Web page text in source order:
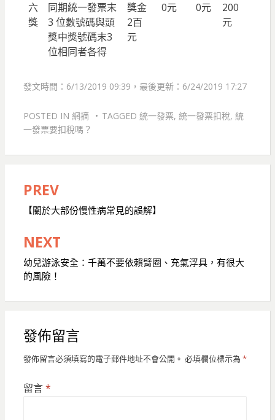
六
獎
同期統一發票末
3 位數號碼與頭
獎中獎號碼末3
位相同者各得
獎金
2百
元
0元 0元
200
元
發文時間：6/13/2019 09:39，最後更新：6/24/2019 17:27
POSTED IN 網摘 TAGGED 統一發票, 統一發票扣稅, 統
一發票要扣稅嗎？
文
章
導
覽
PREV
【關於大部份慢性病常見的誤解】
NEXT
幼兒游泳安全：千萬不要依賴臂圈、充氣浮具，有很大
的風險！
發佈留言
發佈留言必須填寫的電子郵件地址不會公開。 必填欄位標示為 *
留言*